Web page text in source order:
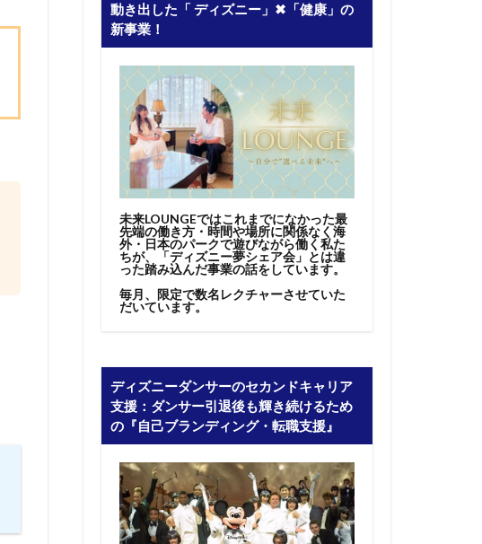
動き出した「 ディズニー」✖︎「健康」の
新事業！
未来LOUNGEではこれまでになかった最
先端の働き方・時間や場所に関係なく海
外・日本のパークで遊びながら働く私た
ちが、「ディズニー夢シェア会」とは違
った踏み込んだ事業の話をしています。
毎月、限定で数名レクチャーさせていた
だいています。
ディズニーダンサーのセカンドキャリア
支援：ダンサー引退後も輝き続けるため
の『自己ブランディング・転職支援』